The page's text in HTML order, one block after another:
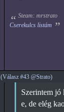
Steam: mrstrato
Cserekulcs listám
(Válasz #43 @Strato)
Szerintem jó
e, de elég